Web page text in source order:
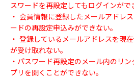
スワードを再設定してもログインがで
・ 会員情報に登録したメールアドレ
ードの再設定申込みができない。
・ 登録しているメールアドレスを現
が受け取れない。
・パスワード再設定のメール内のリ
プリを開くことができない。